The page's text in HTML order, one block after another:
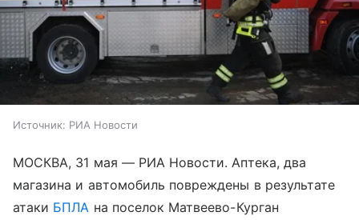
Источник: РИА Новости
МОСКВА, 31 мая — РИА Новости. Аптека, два
магазина и автомобиль повреждены в результате
атаки БПЛА на поселок Матвеево-Курган